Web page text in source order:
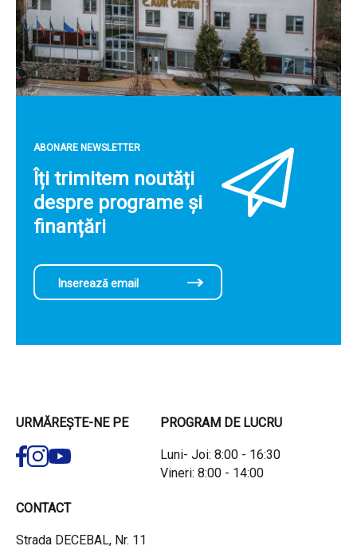
ABONARE NEWSLETTER
Îți trimitem noutăți
despre programe și
finanțări
URMĂREȘTE-NE PE PROGRAM DE LUCRU
Luni- Joi: 8:00 - 16:30
Vineri: 8:00 - 14:00
CONTACT
Strada DECEBAL, Nr. 11